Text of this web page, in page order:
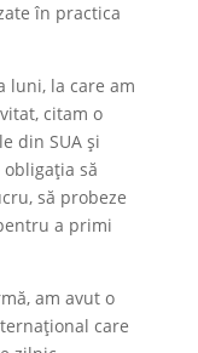
în practica
luni, la care am
citam o
din SUA și
să
să probeze
a primi
am avut o
care